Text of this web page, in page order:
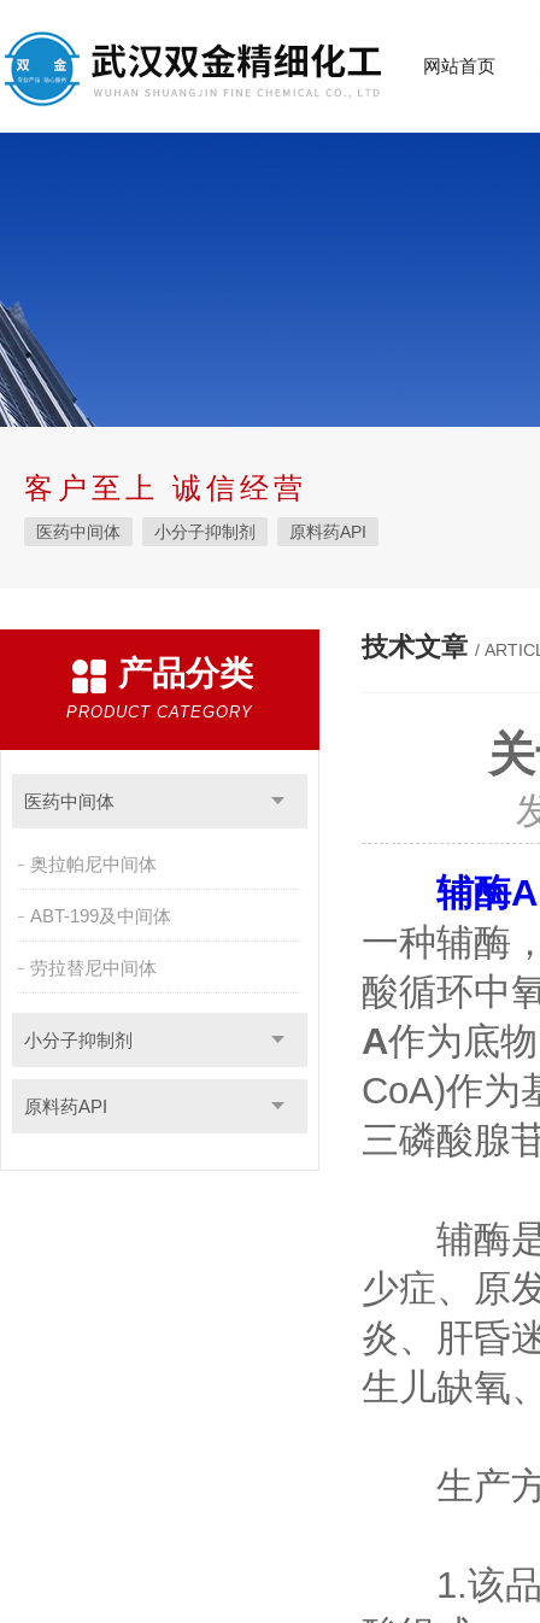
网站首页
客户至上 诚信经营
医药中间体 小分子抑制剂 原料药API
产品分类
PRODUCT CATEGORY
医药中间体
奥拉帕尼中间体
ABT-199及中间体
劳拉替尼中间体
小分子抑制剂
原料药API
技术文章 /
辅酶A
一种辅酶
酸循环中
A作为底
CoA)作为
三磷酸腺
辅酶是
少症、原
炎、肝昏
生儿缺氧
生产方
1.该品